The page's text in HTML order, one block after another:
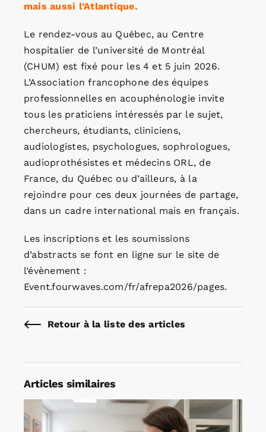
mais aussi l’Atlantique.
Le rendez-vous au Québec, au Centre
hospitalier de l’université de Montréal
(CHUM) est fixé pour les 4 et 5 juin 2026.
L’Association francophone des équipes
professionnelles en acouphénologie invite
tous les praticiens intéressés par le sujet,
chercheurs, étudiants, cliniciens,
audiologistes, psychologues, sophrologues,
audioprothésistes et médecins ORL, de
France, du Québec ou d’ailleurs, à la
rejoindre pour ces deux journées de partage,
dans un cadre international mais en français.
Les inscriptions et les soumissions
d’abstracts se font en ligne sur le site de
l’évènement :
Event.fourwaves.com/fr/afrepa2026/pages.
Retour à la liste des articles
Articles similaires